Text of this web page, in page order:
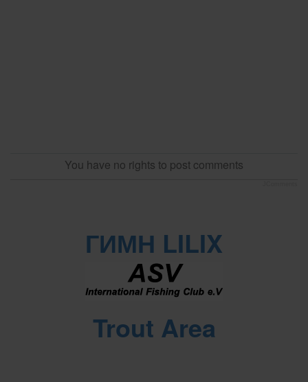
You have no rights to post comments
ГИМН LILIX
Trout Area